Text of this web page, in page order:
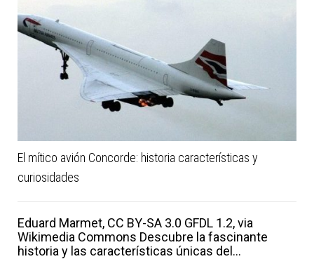
El mítico avión Concorde: historia características y
curiosidades
Eduard Marmet, CC BY-SA 3.0 GFDL 1.2, via
Wikimedia Commons Descubre la fascinante
historia y las características únicas del...